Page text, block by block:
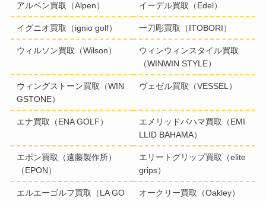
アルペン買取（Alpen） イーデル買取（Edel）
イグニオ買取（ignio golf） 一刀彫買取（ITOBORI）
ウィルソン買取（Wilson）
ウィンウィンスタイル買取
（WINWIN STYLE）
ウィングストーン買取（WIN
GSTONE）
ヴェゼル買取（VESSEL）
エナ買取（ENA GOLF）
エメリッドバハマ買取（EMI
LLID BAHAMA）
エポン買取（遠藤製作所）
（EPON）
エリートグリップ買取（elite
grips）
エルエーゴルフ買取（LA GO オークリー買取（Oakley）